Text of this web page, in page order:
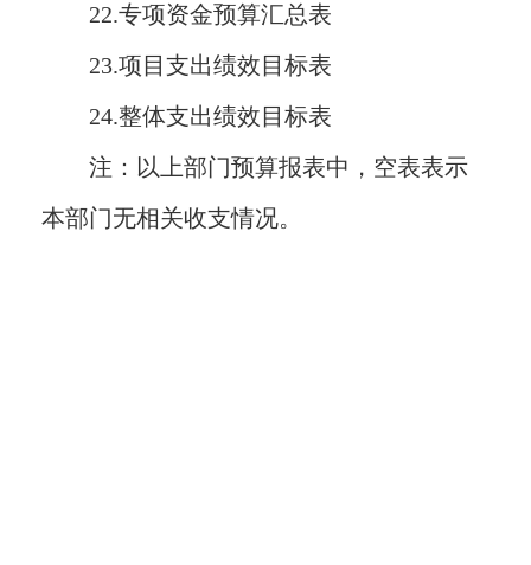
22.专项资金预算汇总表
23.项目支出绩效目标表
24.整体支出绩效目标表
注：以上部门预算报表中，空表表示
本部门无相关收支情况。